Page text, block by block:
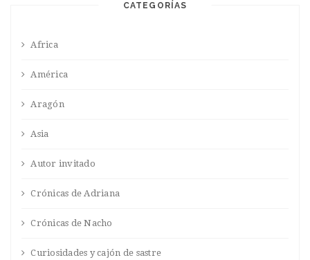
CATEGORÍAS
Africa
América
Aragón
Asia
Autor invitado
Crónicas de Adriana
Crónicas de Nacho
Curiosidades y cajón de sastre